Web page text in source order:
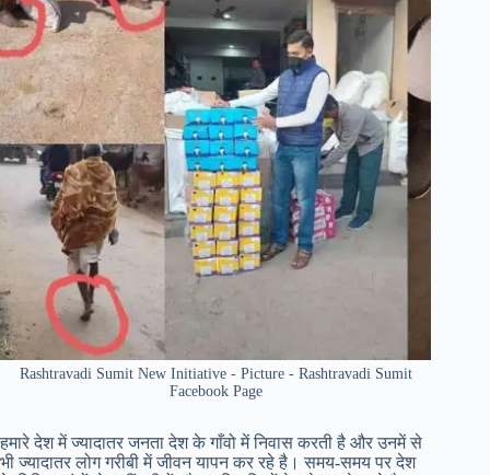
Rashtravadi Sumit New Initiative - Picture - Rashtravadi Sumit
Facebook Page
हमारे देश में ज्यादातर जनता देश के गाँवो में निवास करती है और उनमें से
भी ज्यादातर लोग गरीबी में जीवन यापन कर रहे है। समय-समय पर देश